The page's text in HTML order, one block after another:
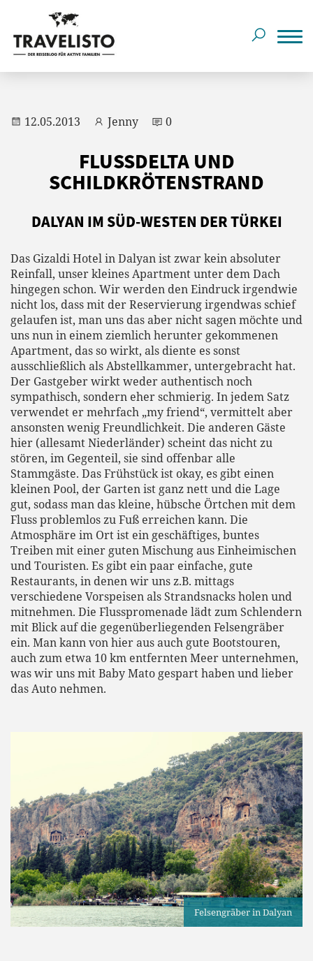
12.05.2013 Jenny 0
FLUSSDELTA UND
SCHILDKRÖTENSTRAND
DALYAN IM SÜD-WESTEN DER TÜRKEI
Das Gizaldi Hotel in Dalyan ist zwar kein absoluter
Reinfall, unser kleines Apartment unter dem Dach
hingegen schon. Wir werden den Eindruck irgendwie
nicht los, dass mit der Reservierung irgendwas schief
gelaufen ist, man uns das aber nicht sagen möchte und
uns nun in einem ziemlich herunter gekommenen
Apartment, das so wirkt, als diente es sonst
ausschließlich als Abstellkammer, untergebracht hat.
Der Gastgeber wirkt weder authentisch noch
sympathisch, sondern eher schmierig. In jedem Satz
verwendet er mehrfach „my friend“, vermittelt aber
ansonsten wenig Freundlichkeit. Die anderen Gäste
hier (allesamt Niederländer) scheint das nicht zu
stören, im Gegenteil, sie sind offenbar alle
Stammgäste. Das Frühstück ist okay, es gibt einen
kleinen Pool, der Garten ist ganz nett und die Lage
gut, sodass man das kleine, hübsche Örtchen mit dem
Fluss problemlos zu Fuß erreichen kann. Die
Atmosphäre im Ort ist ein geschäftiges, buntes
Treiben mit einer guten Mischung aus Einheimischen
und Touristen. Es gibt ein paar einfache, gute
Restaurants, in denen wir uns z.B. mittags
verschiedene Vorspeisen als Strandsnacks holen und
mitnehmen. Die Flusspromenade lädt zum Schlendern
mit Blick auf die gegenüberliegenden Felsengräber
ein. Man kann von hier aus auch gute Bootstouren,
auch zum etwa 10 km entfernten Meer unternehmen,
was wir uns mit Baby Mato gespart haben und lieber
das Auto nehmen.
Felsengräber in Dalyan